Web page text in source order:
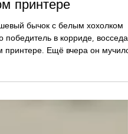
г.
3 мин. чтения
плюшевом бычке и
принтере
в корриде, восседал